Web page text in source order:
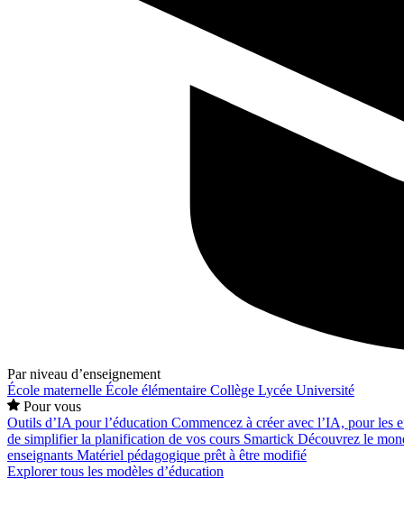
Par niveau d’enseignement
École maternelle École élémentaire Collège Lycée Université
Pour vous
Outils d’IA pour l’éducation Commencez à créer avec l’IA, pour les
de simplifier la planification de vos cours Smartick Découvrez le
enseignants Matériel pédagogique prêt à être modifié
Explorer tous les modèles d’éducation